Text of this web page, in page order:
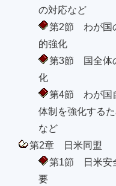
の対応など
第2節 わが国
的強化
第3節 国全体
化
第4節 わが国
体制を強化する
など
第2章 日米同盟
第1節 日米安
要